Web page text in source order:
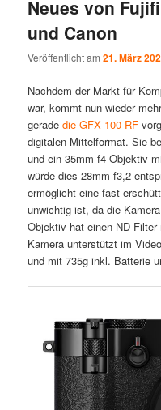
Neues von
und Canon
Veröffentlicht am21. März
Nachdem der Markt für
war, kommt nun wieder
geradedie GFX 100 RF
digitalen Mittelformat. Sie
und ein 35mm f4 Objektiv
würde dies 28mm f3,2
ermöglicht eine fast
unwichtig ist, da die
Objektiv hat einen ND-
Kamera unterstützt im
und mit 735g inkl. Batterie